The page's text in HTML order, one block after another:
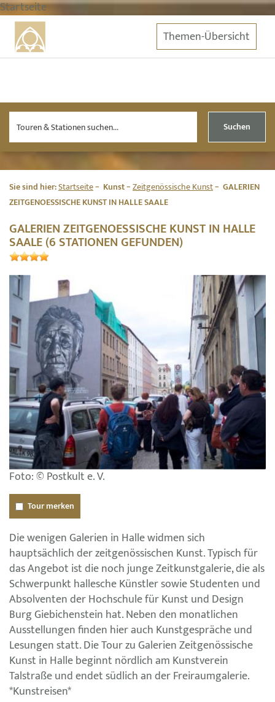
Startseite
Themen-Übersicht
Suchen
Sie sind hier:Startseite Kunst Zeitgenössische Kunst
GALERIEN
ZEITGENOESSISCHE KUNST IN HALLE SAALE
GALERIEN ZEITGENOESSISCHE KUNST IN HALLE
SAALE (6 STATIONEN GEFUNDEN)
Foto: © Postkult e. V.
Tour merken
Die wenigen Galerien in Halle widmen sich
hauptsächlich der zeitgenössischen Kunst. Typisch für
das Angebot ist die noch junge Zeitkunstgalerie, die als
Schwerpunkt hallesche Künstler sowie Studenten und
Absolventen der Hochschule für Kunst und Design
Burg Giebichenstein hat. Neben den monatlichen
Ausstellungen finden hier auch Kunstgespräche und
Lesungen statt. Die Tour zu Galerien Zeitgenössische
Kunst in Halle beginnt nördlich am Kunstverein
Talstraße und endet südlich an der Freiraumgalerie.
*Kunstreisen*